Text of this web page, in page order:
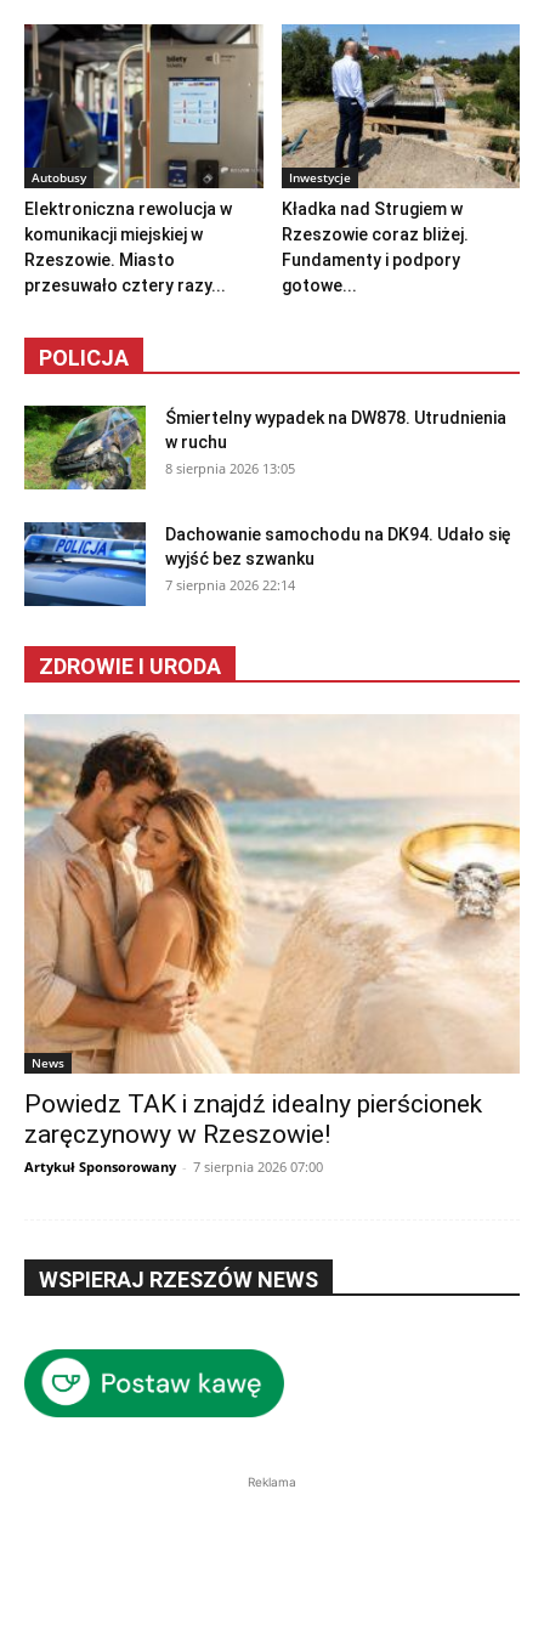
Autobusy
Elektroniczna rewolucja w
komunikacji miejskiej w
Rzeszowie. Miasto
przesuwało cztery razy...
Inwestycje
Kładka nad Strugiem w
Rzeszowie coraz bliżej.
Fundamenty i podpory
gotowe...
POLICJA
Śmiertelny wypadek na DW878. Utrudnienia
w ruchu
8 sierpnia 2026 13:05
Dachowanie samochodu na DK94. Udało się
wyjść bez szwanku
7 sierpnia 2026 22:14
ZDROWIE I URODA
News
Powiedz TAK i znajdź idealny pierścionek
zaręczynowy w Rzeszowie!
Artykuł Sponsorowany - 7 sierpnia 2026 07:00
WSPIERAJ RZESZÓW NEWS
Reklama